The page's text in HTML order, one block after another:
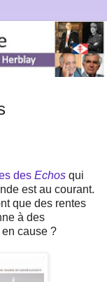
des Echos qui
est au courant.
que des rentes
à des
cause ?